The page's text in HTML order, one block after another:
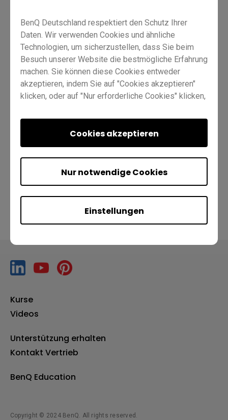
BenQ Deutschland respektiert den Schutz Ihrer
Daten. Wir verwenden Cookies und ähnliche
Technologien, um sicherzustellen, dass Sie beim
Besuch unserer Website die bestmögliche Erfahrung
machen. Sie können diese Cookies entweder
akzeptieren, indem Sie auf "Cookies akzeptieren"
klicken, oder auf "Nur erforderliche Cookies" klicken,
abzulehnen. Sie können Ihre Cookie-Einstellungen
hier jederzeit anpassen. Weitere Informationen
finden Sie in unsererCookie-Richtlinieund in
unsererDatenschutzrichtlinie.
Einstellungen
Nur notwendige Cookies
Cookies akzeptieren
Wesentlich RE01 Lehrkraft IT Ausbilder
War dies hilfreich? Ja Nein
Vorherige Nächste
Kurse
Videos
Unterstützung erhalten
Kontakt Vertrieb
BenQ Education
Copyright © 2024 BenQ. All rights reserved.